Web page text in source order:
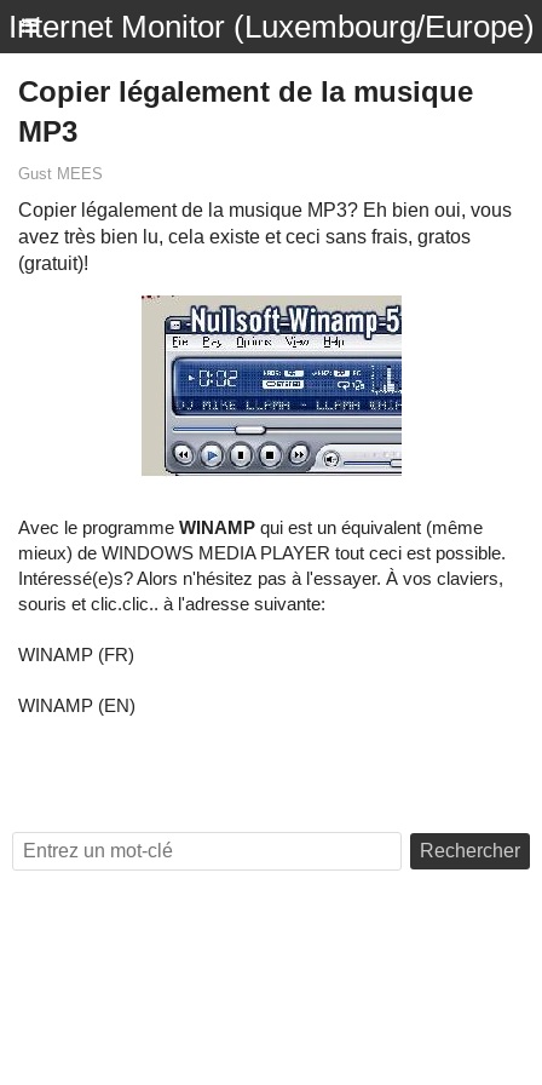
Internet Monitor (Luxembourg/Europe)
Copier légalement de la musique
MP3
Gust MEES
Copier légalement de la musique MP3? Eh bien oui, vous
avez très bien lu, cela existe et ceci sans frais, gratos
(gratuit)!
Avec le programme WINAMP qui est un équivalent (même
mieux) de WINDOWS MEDIA PLAYER tout ceci est possible.
Intéressé(e)s? Alors n'hésitez pas à l'essayer. À vos claviers,
souris et clic.clic.. à l'adresse suivante:
WINAMP (FR)
WINAMP (EN)
Rechercher